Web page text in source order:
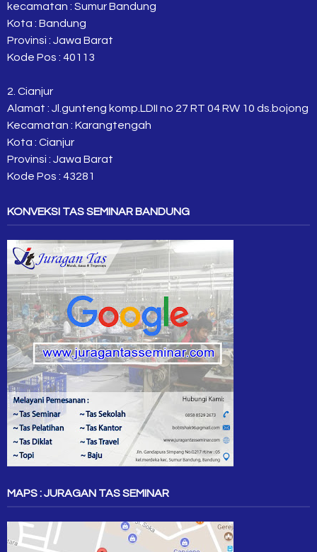
kecamatan : Sumur Bandung
Kota : Bandung
Provinsi : Jawa Barat
Kode Pos : 40113
2. Cianjur
Alamat : Jl.gunteng komp.LDII no 27 RT 04 RW 10 ds.bojong
Kecamatan : Karangtengah
Kota : Cianjur
Provinsi : Jawa Barat
Kode Pos : 43281
KONVEKSI TAS SEMINAR BANDUNG
MAPS : JURAGAN TAS SEMINAR